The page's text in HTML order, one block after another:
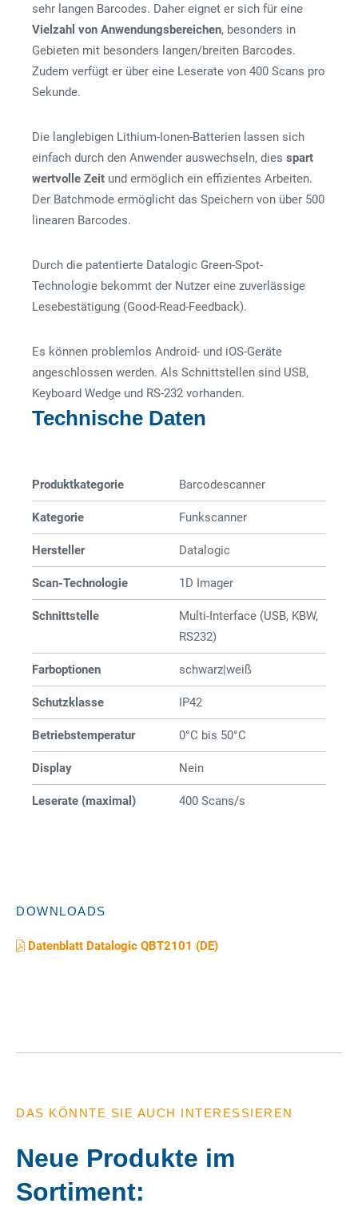
sehr langen Barcodes. Daher eignet er sich für eine
Vielzahl von Anwendungsbereichen, besonders in
Gebieten mit besonders langen/breiten Barcodes.
Zudem verfügt er über eine Leserate von 400 Scans pro
Sekunde.
Die langlebigen Lithium-Ionen-Batterien lassen sich
einfach durch den Anwender auswechseln, dies spart
wertvolle Zeit und ermöglich ein effizientes Arbeiten.
Der Batchmode ermöglicht das Speichern von über 500
linearen Barcodes.
Durch die patentierte Datalogic Green-Spot-
Technologie bekommt der Nutzer eine zuverlässige
Lesebestätigung (Good-Read-Feedback).
Es können problemlos Android- und iOS-Geräte
angeschlossen werden. Als Schnittstellen sind USB,
Keyboard Wedge und RS-232 vorhanden.
Technische Daten
Produktkategorie Barcode­­scanner
Kategorie Funkscanner
Hersteller Datalogic
Scan-Technologie 1D Imager
Schnittstelle
Multi-Interface (USB, KBW,
RS232)
Farboptionen schwarz|weiß
Schutzklasse IP42
Betriebstemperatur 0°C bis 50°C
Display Nein
Leserate (maximal) 400 Scans/s
DOWNLOADS
Datenblatt Datalogic QBT2101 (DE)
DAS KÖNNTE SIE AUCH INTERESSIEREN
Neue Produkte im
Sortiment: